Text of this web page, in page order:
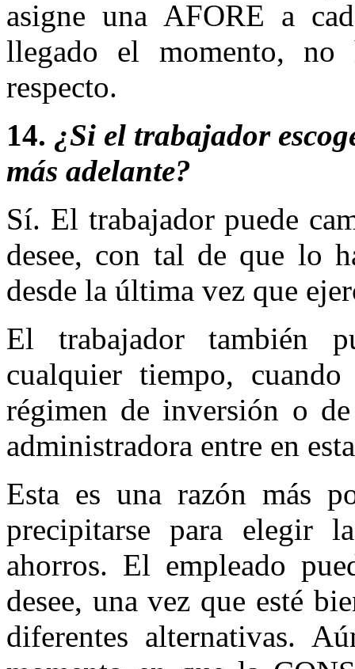
asigne una AFORE a
llegado el momento, no
respecto.
14. ¿Si el trabajador
más adelante?
Sí. El trabajador puede
desee, con tal de que lo
desde la última vez que
El trabajador también
cualquier tiempo,
régimen de inversión o
administradora entre en
Esta es una razón más
precipitarse para elegir
ahorros. El empleado
desee, una vez que esté
diferentes alternativas.